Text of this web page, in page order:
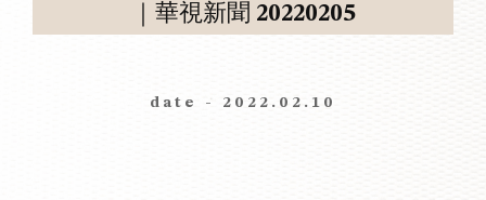
｜華視新聞 20220205
date - 2022.02.10